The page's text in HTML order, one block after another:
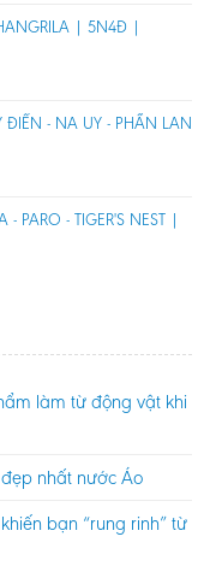
| 5N4Đ |
- NA UY - PHẦN LAN
PARO - TIGER'S NEST |
làm từ động vật khi
nhất nước Áo
bạn “rung rinh” từ